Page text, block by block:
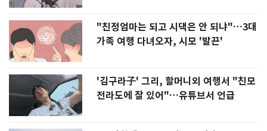
"친정엄마는 되고 시댁은 안 되냐"…3대
가족 여행 다녀오자, 시모 '발끈'
'김구라子' 그리, 할머니외 여행서 "친모
전라도에 잘 있어"…유튜브서 언급